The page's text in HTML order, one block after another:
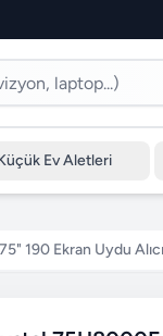
Ev Aletleri
190 Ekran Uydu